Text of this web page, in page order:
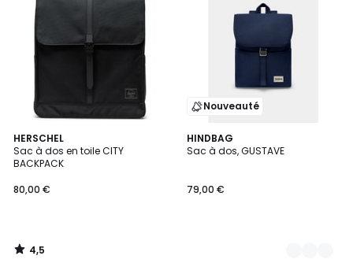
HERSCHEL
Sac à dos en toile CITY
BACKPACK
80,00 €
4,5
/ 5
4,5
/
Nouveauté
HINDBAG
Sac à dos, GUSTAVE
79,00 €
3
Couleurs